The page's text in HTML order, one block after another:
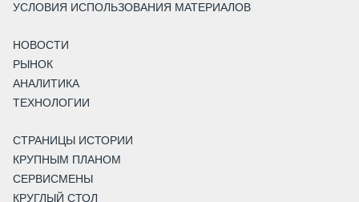
УСЛОВИЯ ИСПОЛЬЗОВАНИЯ МАТЕРИАЛОВ
НОВОСТИ
РЫНОК
АНАЛИТИКА
ТЕХНОЛОГИИ
СТРАНИЦЫ ИСТОРИИ
КРУПНЫМ ПЛАНОМ
СЕРВИСМЕНЫ
КРУГЛЫЙ СТОЛ